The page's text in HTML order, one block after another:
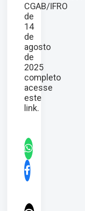
CGAB/IFRO
de
14
de
agosto
de
2025
completo
acesse
este
link.